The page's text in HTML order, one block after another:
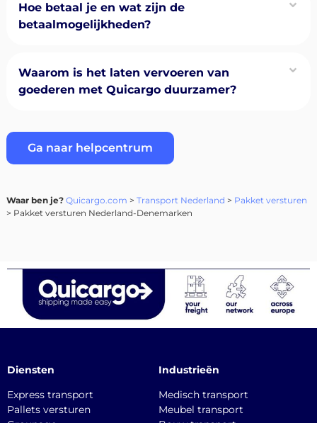
Hoe betaal je en wat zijn de
betaalmogelijkheden?
Waarom is het laten vervoeren van
goederen met Quicargo duurzamer?
Ga naar helpcentrum
Waar ben je? Quicargo.com > Transport Nederland > Pakket versturen
> Pakket versturen Nederland-Denemarken
Diensten
Express transport
Pallets versturen
Industrieën
Medisch transport
Meubel transport